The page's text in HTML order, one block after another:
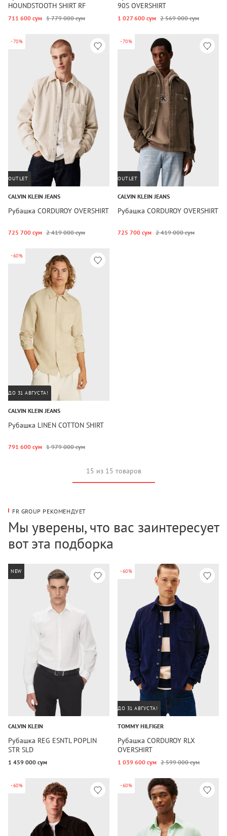
HOUNDSTOOTH SHIRT RF
711 600 сум 1 779 000 сум
90S OVERSHIRT
1 027 600 сум 2 569 000 сум
-70%
OUTLET
CALVIN KLEIN JEANS
Рубашка CORDUROY OVERSHIRT
725 700 сум 2 419 000 сум
-70%
OUTLET
CALVIN KLEIN JEANS
Рубашка CORDUROY OVERSHIRT
725 700 сум 2 419 000 сум
-60%
ДО 31 АВГУСТА!
CALVIN KLEIN JEANS
Рубашка LINEN COTTON SHIRT
791 600 сум 1 979 000 сум
15 из 15 товаров
FR GROUP РЕКОМЕНДУЕТ
Мы уверены, что вас заинтересует
вот эта подборка
NEW
CALVIN KLEIN
Рубашка REG ESNTL POPLIN
STR SLD
1 459 000 сум
-60%
ДО 31 АВГУСТА!
TOMMY HILFIGER
Рубашка CORDUROY RLX
OVERSHIRT
1 039 600 сум 2 599 000 сум
-60% -60%